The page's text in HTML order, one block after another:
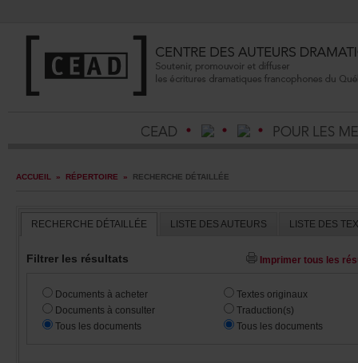
ACCUEIL » RÉPERTOIRE » RECHERCHEDÉTAILLÉE
RECHERCHEDÉTAILLÉE LISTEDESAUTEURS
Filtrerlesrésultats
Documentsàacheter
Documentsàconsulter
Touslesdocuments
Textesoriginaux
Traduction(s)
Touslesdocuments